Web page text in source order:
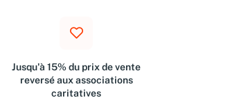
Jusqu'à 15% du prix de vente
reversé aux associations
caritatives